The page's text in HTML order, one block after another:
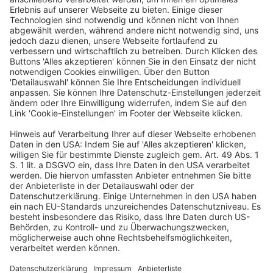
Weitere News zum Wirtschaftsrecht
Weitere News zum Steuerrecht
Weitere News zum Bilanzrecht und Betriebswirtschaft
Weitere News zum Arbeitsrecht
Weitere News zur Rechtsprechung & Gesetzgebung
Weitere Veranstaltungen von RUW
Betriebs-Berater Abo
Die Evaluierung des Gesetzes zur Verbesserung des
Schutzes gegen Nachstellungen vom 1. März 2017 (BGBl.
I S. 386) hat gezeigt, dass die bisherige Fassung des §
238 des Strafgesetzbuches (
StGB) die
Strafverfolgungspraxis noch immer vor Probleme stellt
(Evaluierungsbericht S. 12 ff.). So bereitet zum einen das
Tatbestandsmerkmal „beharrlich“ gerade auch aufgrund